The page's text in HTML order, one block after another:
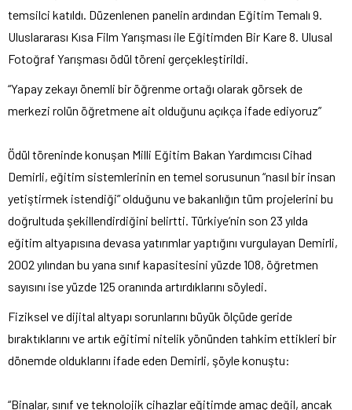
temsilci katıldı. Düzenlenen panelin ardından Eğitim Temalı 9.
Uluslararası Kısa Film Yarışması ile Eğitimden Bir Kare 8. Ulusal
Fotoğraf Yarışması ödül töreni gerçekleştirildi.
“Yapay zekayı önemli bir öğrenme ortağı olarak görsek de
merkezi rolün öğretmene ait olduğunu açıkça ifade ediyoruz”
Ödül töreninde konuşan Milli Eğitim Bakan Yardımcısı Cihad
Demirli, eğitim sistemlerinin en temel sorusunun “nasıl bir insan
yetiştirmek istendiği” olduğunu ve bakanlığın tüm projelerini bu
doğrultuda şekillendirdiğini belirtti. Türkiye’nin son 23 yılda
eğitim altyapısına devasa yatırımlar yaptığını vurgulayan Demirli,
2002 yılından bu yana sınıf kapasitesini yüzde 108, öğretmen
sayısını ise yüzde 125 oranında artırdıklarını söyledi.
Fiziksel ve dijital altyapı sorunlarını büyük ölçüde geride
bıraktıklarını ve artık eğitimi nitelik yönünden tahkim ettikleri bir
dönemde olduklarını ifade eden Demirli, şöyle konuştu:
“Binalar, sınıf ve teknolojik cihazlar eğitimde amaç değil, ancak